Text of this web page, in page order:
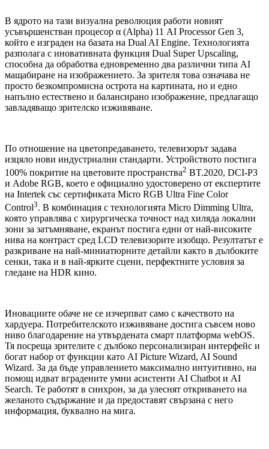
В ядрото на тази визуална революция работи новият
усъвършенстван процесор α (Alpha) 11 AI Processor Gen 3,
който е изграден на базата на Dual AI Engine. Технологията
разполага с иновативната функция Dual Super Upscaling,
способна да обработва едновременно два различни типа AI
мащабиране на изображението. За зрителя това означава не
просто безкомпромисна острота на картината, но и едно
напълно естествено и балансирано изображение, предлагащо
завладяващо зрителско изживяване.
По отношение на цветопредаването, телевизорът задава
изцяло нови индустриални стандарти. Устройството постига
100% покритие на цветовите пространства2 BT.2020, DCI-P3
и Adobe RGB, което е официално удостоверено от експертите
на Intertek със сертификата Micro RGB Ultra Fine Color
Control3. В комбинация с технологията Micro Dimming Ultra,
която управлява с хирургическа точност над хиляда локални
зони за затъмняване, екранът постига едни от най-високите
нива на контраст сред LCD телевизорите изобщо. Резултатът е
разкриване на най-миниатюрните детайли както в дълбоките
сенки, така и в най-ярките сцени, перфектните условия за
гледане на HDR кино.
Иновациите обаче не се изчерпват само с качеството на
хардуера. Потребителското изживяване достига съвсем ново
ниво благодарение на утвърдената смарт платформа webOS.
Тя посреща зрителите с дълбоко персонализиран интерфейс и
богат набор от функции като AI Picture Wizard, AI Sound
Wizard. За да бъде управлението максимално интуитивно, на
помощ идват вградените умни асистенти AI Chatbot и AI
Search. Те работят в синхрон, за да улеснят откриването на
желаното съдържание и да предоставят свързана с него
информация, буквално на мига.